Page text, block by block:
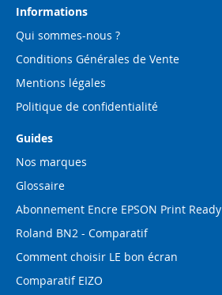
d’information
Informations
Qui sommes-nous ?
Conditions Générales de Vente
Mentions légales
Politique de confidentialité
Guides
Nos marques
Glossaire
Abonnement Encre EPSON Print Ready
Roland BN2 - Comparatif
Comment choisir LE bon écran
Comparatif EIZO